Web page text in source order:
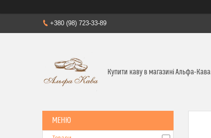
+380 (98) 723-33-89
Купити каву в магазині Альфа-Кава